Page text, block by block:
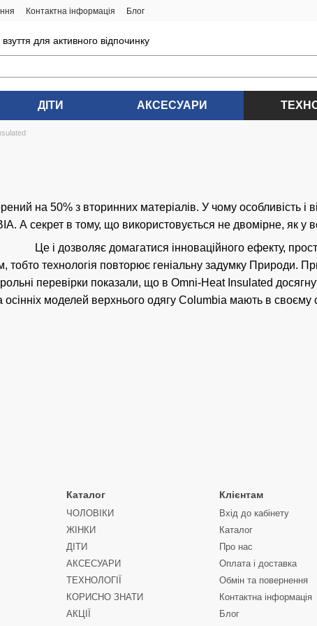
Контактна інформація Блог
для активного відпочинку
ДIТИ АКСЕСУАРИ
на 50% з вторинних матеріалів. У чому особливість і
А секрет в тому, що використовується не двомірне, як у
Це і дозволяє домагатися інноваційного ефекту,
тобто технологія повторює геніальну задумку Природи.
перевірки показали, що в Omni-Heat Insulated
осінніх моделей верхнього одягу Columbia мають в
Каталог
ЧОЛОВIКИ
ЖIНКИ
ДIТИ
АКСЕСУАРИ
ТЕХНОЛОГІЇ
КОРИСНО ЗНАТИ
АКЦІЇ
Клієнтам
Вхід до кабінету
Каталог
Про нас
Оплата і доставка
Обмін та повернення
Контактна інформація
Блог